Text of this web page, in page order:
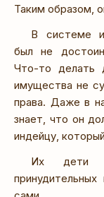
Таким образом,
В системе
был не
Что-то делать
имущества не
права. Даже в
знает, что он
индейцу,
Их дети